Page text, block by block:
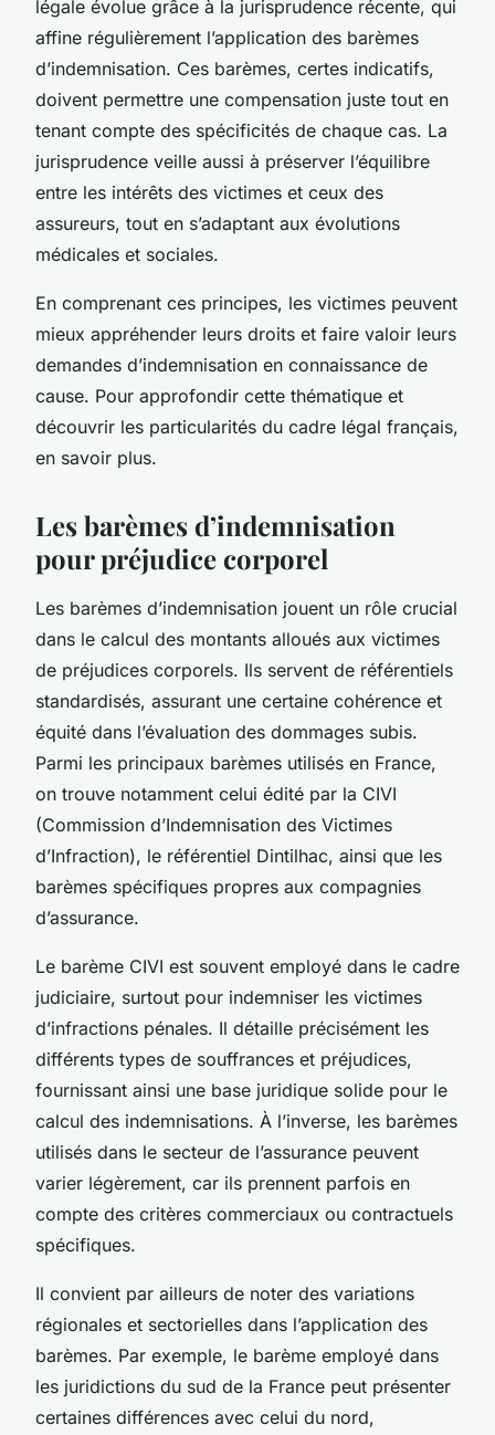
légale évolue grâce à la jurisprudence récente, qui
affine régulièrement l’application des barèmes
d’indemnisation. Ces barèmes, certes indicatifs,
doivent permettre une compensation juste tout en
tenant compte des spécificités de chaque cas. La
jurisprudence veille aussi à préserver l’équilibre
entre les intérêts des victimes et ceux des
assureurs, tout en s’adaptant aux évolutions
médicales et sociales.
En comprenant ces principes, les victimes peuvent
mieux appréhender leurs droits et faire valoir leurs
demandes d’indemnisation en connaissance de
cause. Pour approfondir cette thématique et
découvrir les particularités du cadre légal français,
en savoir plus.
Les barèmes d’indemnisation
pour préjudice corporel
Les barèmes d’indemnisation jouent un rôle crucial
dans le calcul des montants alloués aux victimes
de préjudices corporels. Ils servent de référentiels
standardisés, assurant une certaine cohérence et
équité dans l’évaluation des dommages subis.
Parmi les principaux barèmes utilisés en France,
on trouve notamment celui édité par la CIVI
(Commission d’Indemnisation des Victimes
d’Infraction), le référentiel Dintilhac, ainsi que les
barèmes spécifiques propres aux compagnies
d’assurance.
Le barème CIVI est souvent employé dans le cadre
judiciaire, surtout pour indemniser les victimes
d’infractions pénales. Il détaille précisément les
différents types de souffrances et préjudices,
fournissant ainsi une base juridique solide pour le
calcul des indemnisations. À l’inverse, les barèmes
utilisés dans le secteur de l’assurance peuvent
varier légèrement, car ils prennent parfois en
compte des critères commerciaux ou contractuels
spécifiques.
Il convient par ailleurs de noter des variations
régionales et sectorielles dans l’application des
barèmes. Par exemple, le barème employé dans
les juridictions du sud de la France peut présenter
certaines différences avec celui du nord,